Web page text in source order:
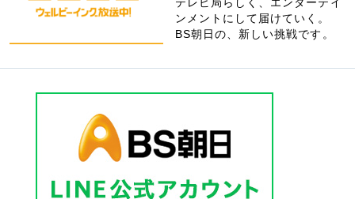
テレビ局らしく、エンターテイ
ンメントにして届けていく。
BS朝日の、新しい挑戦です。